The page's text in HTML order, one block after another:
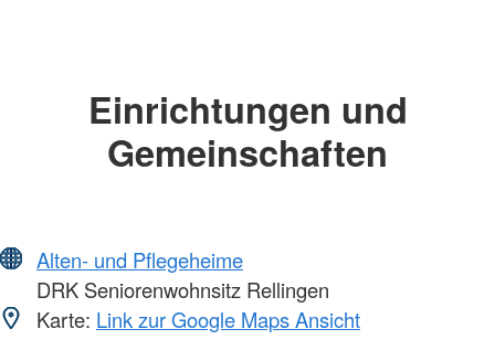
Einrichtungen und
Gemeinschaften
Alten- und Pflegeheime
DRK Seniorenwohnsitz Rellingen
Karte: Link zur Google Maps Ansicht